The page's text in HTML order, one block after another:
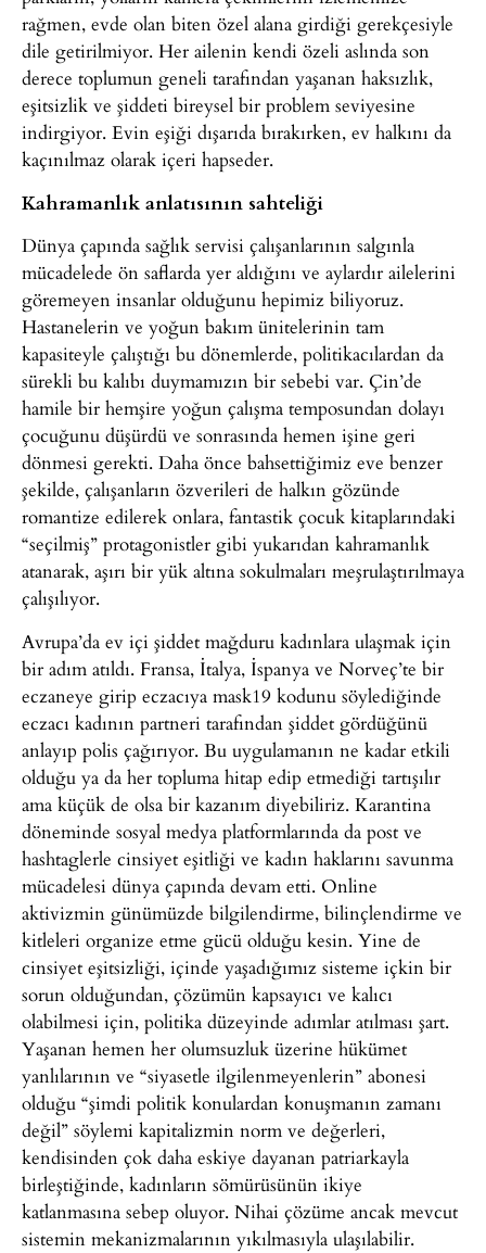
rağmen, evde olan biten özel alana girdiği gerekçesiyle
dile getirilmiyor. Her ailenin kendi özeli aslında son
derece toplumun geneli tarafından yaşanan haksızlık,
eşitsizlik ve şiddeti bireysel bir problem seviyesine
indirgiyor. Evin eşiği dışarıda bırakırken, ev halkını da
kaçınılmaz olarak içeri hapseder.
Kahramanlık anlatısının sahteliği
Dünya çapında sağlık servisi çalışanlarının salgınla
mücadelede ön saflarda yer aldığını ve aylardır ailelerini
göremeyen insanlar olduğunu hepimiz biliyoruz.
Hastanelerin ve yoğun bakım ünitelerinin tam
kapasiteyle çalıştığı bu dönemlerde, politikacılardan da
sürekli bu kalıbı duymamızın bir sebebi var. Çin’de
hamile bir hemşire yoğun çalışma temposundan dolayı
çocuğunu düşürdü ve sonrasında hemen işine geri
dönmesi gerekti. Daha önce bahsettiğimiz eve benzer
şekilde, çalışanların özverileri de halkın gözünde
romantize edilerek onlara, fantastik çocuk kitaplarındaki
“seçilmiş” protagonistler gibi yukarıdan kahramanlık
atanarak, aşırı bir yük altına sokulmaları meşrulaştırılmaya
çalışılıyor.
Avrupa’da ev içi şiddet mağduru kadınlara ulaşmak için
bir adım atıldı. Fransa, İtalya, İspanya ve Norveç’te bir
eczaneye girip eczacıya mask19 kodunu söylediğinde
eczacı kadının partneri tarafından şiddet gördüğünü
anlayıp polis çağırıyor. Bu uygulamanın ne kadar etkili
olduğu ya da her topluma hitap edip etmediği tartışılır
ama küçük de olsa bir kazanım diyebiliriz. Karantina
döneminde sosyal medya platformlarında da post ve
hashtaglerle cinsiyet eşitliği ve kadın haklarını savunma
mücadelesi dünya çapında devam etti. Online
aktivizmin günümüzde bilgilendirme, bilinçlendirme ve
kitleleri organize etme gücü olduğu kesin. Yine de
cinsiyet eşitsizliği, içinde yaşadığımız sisteme içkin bir
sorun olduğundan, çözümün kapsayıcı ve kalıcı
olabilmesi için, politika düzeyinde adımlar atılması şart.
Yaşanan hemen her olumsuzluk üzerine hükümet
yanlılarının ve “siyasetle ilgilenmeyenlerin” abonesi
olduğu “şimdi politik konulardan konuşmanın zamanı
değil” söylemi kapitalizmin norm ve değerleri,
kendisinden çok daha eskiye dayanan patriarkayla
birleştiğinde, kadınların sömürüsünün ikiye
katlanmasına sebep oluyor. Nihai çözüme ancak mevcut
sistemin mekanizmalarının yıkılmasıyla ulaşılabilir.